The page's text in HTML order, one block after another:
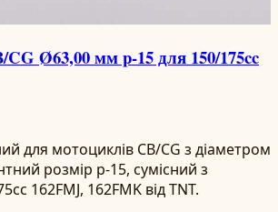
Ø63,00 мм p-15 для 150/175cc
для мотоциклів CB/CG з діаметром
розмір p-15, сумісний з
162FMJ, 162FMK від TNT.